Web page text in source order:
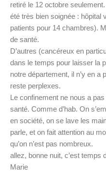
retiré le 12 octobre
été très bien soignée : hôpital
patients pour 14 chambres).
de santé.
D’autres (cancéreux en
dans le temps pour laisser la
notre département, il n’y en
reste perplexes.
Le confinement ne nous a
santé. Comme d’hab. On
en société, on se lave les
parle, et on fait attention au
qu’on n’est pas nombreux.
allez, bonne nuit, c’est temps
Marie